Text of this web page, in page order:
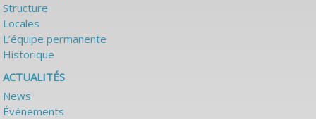
Structure
Locales
L’équipe permanente
Historique
ACTUALITÉS
News
Événements